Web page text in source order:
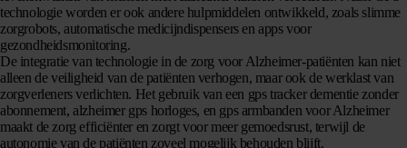
technologie worden er ook andere hulpmiddelen ontwikkeld, zoals slimme
zorgrobots, automatische medicijndispensers en apps voor
gezondheidsmonitoring.
De integratie van technologie in de zorg voor Alzheimer-patiënten kan niet
alleen de veiligheid van de patiënten verhogen, maar ook de werklast van
zorgverleners verlichten. Het gebruik van een gps tracker dementie zonder
abonnement, alzheimer gps horloges, en gps armbanden voor Alzheimer
maakt de zorg efficiënter en zorgt voor meer gemoedsrust, terwijl de
autonomie van de patiënten zoveel mogelijk behouden blijft.